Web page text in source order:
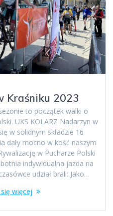
Kraśniku 2023
to początek walki o
UKS KOLARZ Nadarzyn w
w solidnym składzie 16
dały mocno w kość naszym
w Pucharze Polski
indywidualna jazda na
udział brali: Jako…
więcej